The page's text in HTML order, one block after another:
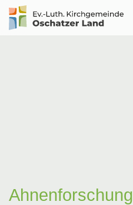
Ahnenforschung